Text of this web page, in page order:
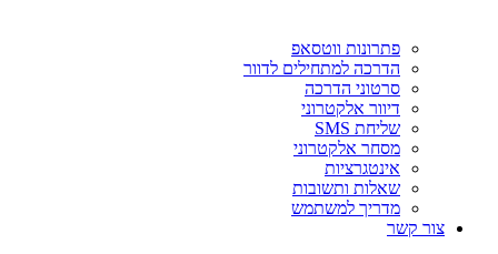
פתרונות ווטסאפ
הדרכה למתחילים לדוור
סרטוני הדרכה
דיוור אלקטרוני
שליחת SMS
מסחר אלקטרוני
אינטגרציות
שאלות ותשובות
מדריך למשתמש
צור קשר